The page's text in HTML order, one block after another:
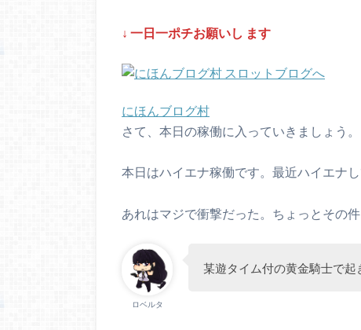
↓ 一日一ポチお願いし ます
にほんブログ村
さて、本日の稼働に入っていきましょう。
本日はハイエナ稼働です。最近ハイエナ
あれはマジで衝撃だった。ちょっとその
ロベルタ
某遊タイム付の黄金騎士で起